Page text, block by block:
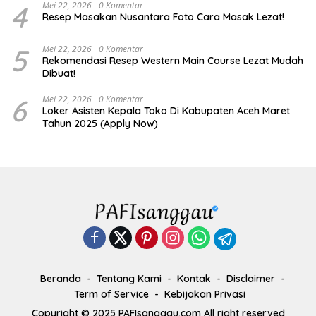
4 Mei 22, 2026 0 Komentar
Resep Masakan Nusantara Foto Cara Masak Lezat!
5 Mei 22, 2026 0 Komentar
Rekomendasi Resep Western Main Course Lezat Mudah
Dibuat!
6 Mei 22, 2026 0 Komentar
Loker Asisten Kepala Toko Di Kabupaten Aceh Maret
Tahun 2025 (Apply Now)
Beranda Tentang Kami Kontak
Disclaimer
Term of Service
Kebijakan Privasi
Copyright © 2025 PAFIsanggau.com All right reserved